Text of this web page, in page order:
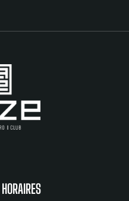
HORAIRES